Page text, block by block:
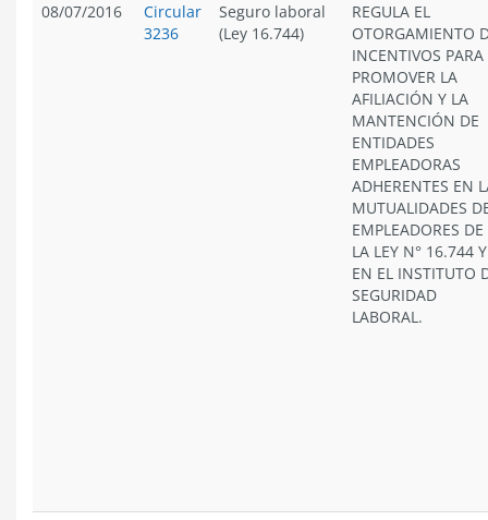
08/07/2016
Circular
3236
Seguro laboral
(Ley 16.744)
REGULA EL
OTORGAMIENTO
INCENTIVOS PARA
PROMOVER LA
AFILIACIÓN Y LA
MANTENCIÓN DE
ENTIDADES
EMPLEADORAS
ADHERENTES EN
MUTUALIDADES
EMPLEADORES DE
LA LEY N° 16.744 Y
EN EL INSTITUTO
SEGURIDAD
LABORAL.